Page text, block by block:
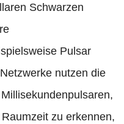
Schwarzen
Pulsar
nutzen die
zu erkennen,